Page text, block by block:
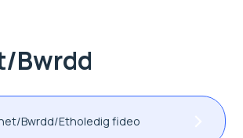
Bwrdd
Bwrdd/Etholedig fideo